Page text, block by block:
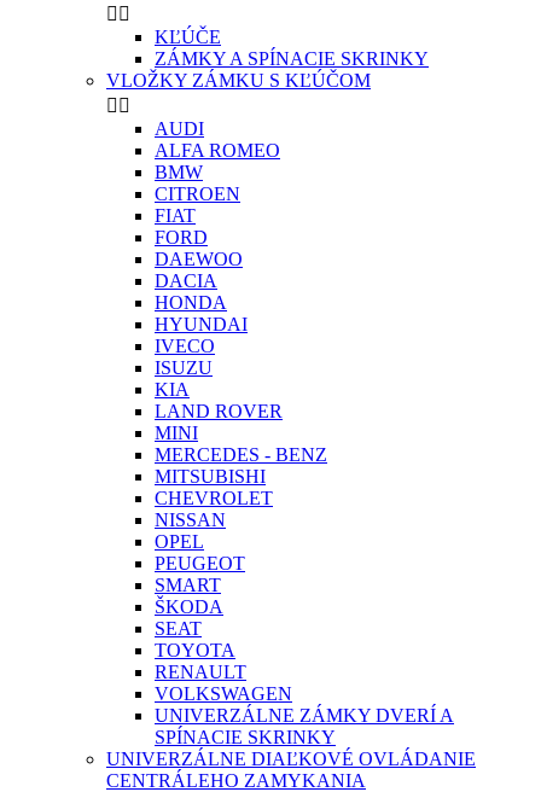
 
KĽÚČE
ZÁMKY A SPÍNACIE SKRINKY
VLOŽKY ZÁMKU S KĽÚČOM
 
AUDI
ALFA ROMEO
BMW
CITROEN
FIAT
FORD
DAEWOO
DACIA
HONDA
HYUNDAI
IVECO
ISUZU
KIA
LAND ROVER
MINI
MERCEDES - BENZ
MITSUBISHI
CHEVROLET
NISSAN
OPEL
PEUGEOT
SMART
ŠKODA
SEAT
TOYOTA
RENAULT
VOLKSWAGEN
UNIVERZÁLNE ZÁMKY DVERÍ A
SPÍNACIE SKRINKY
UNIVERZÁLNE DIAĽKOVÉ OVLÁDANIE
CENTRÁLEHO ZAMYKANIA